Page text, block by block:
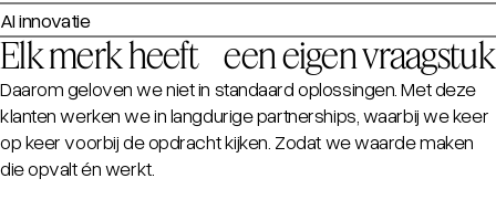
AI innovatie
Elk merk heeft een eigen vraagstuk
Daarom geloven we niet in standaard oplossingen. Met deze
klanten werken we in langdurige partnerships, waarbij we keer
op keer voorbij de opdracht kijken. Zodat we waarde maken
die opvalt én werkt.